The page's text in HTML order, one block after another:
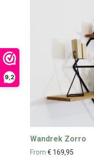
9,2
Wandrek Zorro
From € 169,95